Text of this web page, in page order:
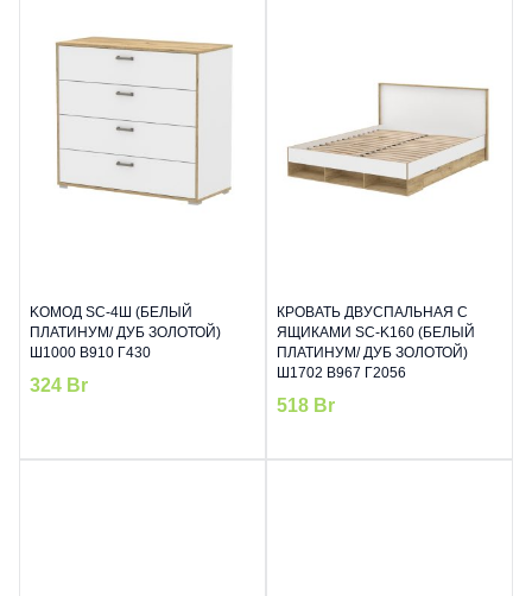
KОМОД SC-4Ш (БЕЛЫЙ
ПЛАТИНУМ/ ДУБ ЗОЛОТОЙ)
Ш1000 В910 Г430
324 Br
КРОВАТЬ ДВУСПАЛЬНАЯ С
ЯЩИКАМИ SC-K160 (БЕЛЫЙ
ПЛАТИНУМ/ ДУБ ЗОЛОТОЙ)
Ш1702 В967 Г2056
518 Br